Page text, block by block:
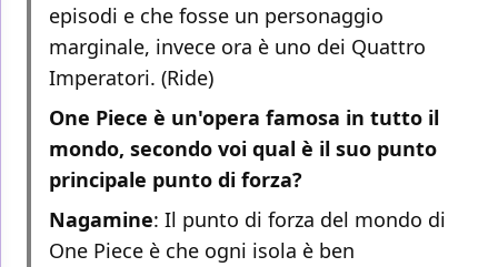
episodi e che fosse un personaggio
marginale, invece ora è uno dei Quattro
Imperatori. (Ride)
One Piece è un'opera famosa in tutto il
mondo, secondo voi qual è il suo punto
principale punto di forza?
Nagamine: Il punto di forza del mondo di
One Piece è che ogni isola è ben